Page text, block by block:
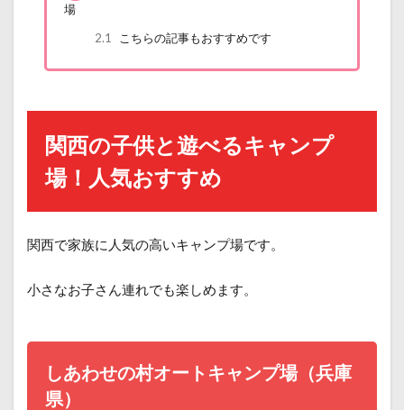
場
2.1
こちらの記事もおすすめです
関西の子供と遊べるキャンプ
場！人気おすすめ
関西で家族に人気の高いキャンプ場です。
小さなお子さん連れでも楽しめます。
しあわせの村オートキャンプ場（兵庫
県）